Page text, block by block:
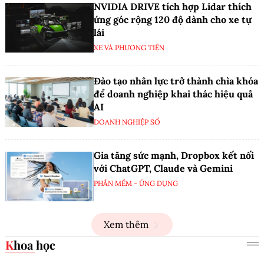
NVIDIA DRIVE tích hợp Lidar thích
ứng góc rộng 120 độ dành cho xe tự
lái
XE VÀ PHƯƠNG TIỆN
Đào tạo nhân lực trở thành chìa khóa
để doanh nghiệp khai thác hiệu quả
AI
DOANH NGHIỆP SỐ
Gia tăng sức mạnh, Dropbox kết nối
với ChatGPT, Claude và Gemini
PHẦN MỀM - ỨNG DỤNG
Xem thêm
Khoa học